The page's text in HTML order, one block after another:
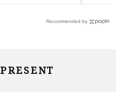
Recommended by
PRESENT